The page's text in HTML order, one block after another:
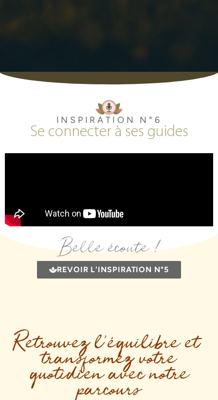
INSPIRATION N°6
Se connecter à ses guides
Belle écoute !
REVOIR L'INSPIRATION N°5
Retrouvez l’équilibre et
transformez votre
quotidien avec notre
parcours